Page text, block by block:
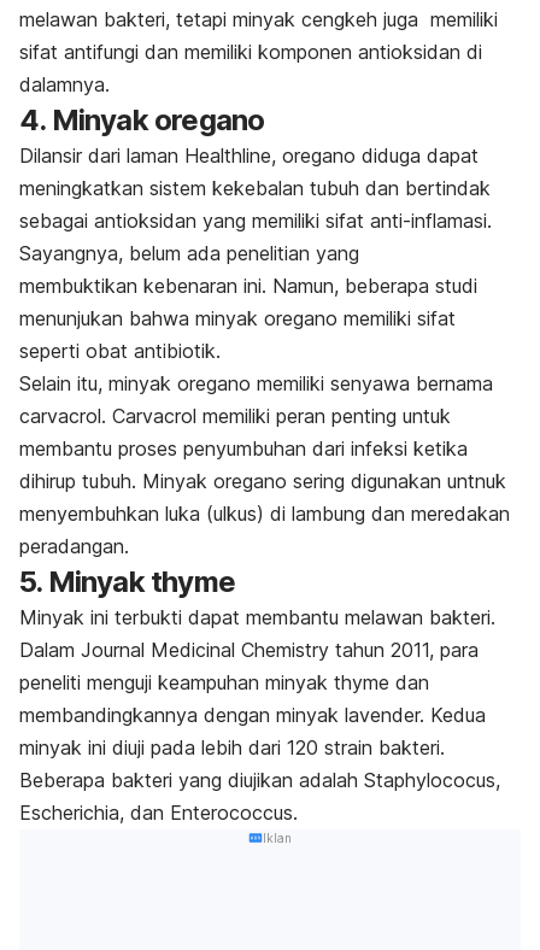
melawan bakteri, tetapi minyak cengkeh juga memiliki
sifat antifungi dan memiliki komponen antioksidan di
dalamnya.
4. Minyak oregano
Dilansir dari laman Healthline, oregano diduga dapat
meningkatkan sistem kekebalan tubuh dan bertindak
sebagai antioksidan yang memiliki sifat anti-inflamasi.
Sayangnya, belum ada penelitian yang
membuktikan kebenaran ini. Namun, beberapa studi
menunjukan bahwa minyak oregano memiliki sifat
seperti obat antibiotik.
Selain itu, minyak oregano memiliki senyawa bernama
carvacrol. Carvacrol memiliki peran penting untuk
membantu proses penyumbuhan dari infeksi ketika
dihirup tubuh. Minyak oregano sering digunakan untnuk
menyembuhkan luka (ulkus) di lambung dan meredakan
peradangan.
5. Minyak thyme
Minyak ini terbukti dapat membantu melawan bakteri.
Dalam Journal Medicinal Chemistry tahun 2011, para
peneliti menguji keampuhan minyak thyme dan
membandingkannya dengan minyak lavender. Kedua
minyak ini diuji pada lebih dari 120 strain bakteri.
Beberapa bakteri yang diujikan adalah Staphylococus,
Escherichia, dan Enterococcus.
Iklan